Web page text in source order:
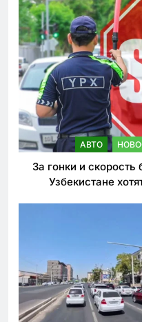
АВТО
За гонки и
Узбекистане